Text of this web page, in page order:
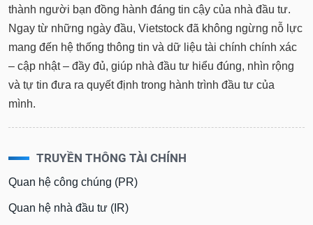
Giao
Tài
Phân
kỹ
sơ
doanh
nghiệp
Tin
thành người bạn đồng hành đáng tin cậy của nhà đầu tư.
Ngay từ những ngày đầu, Vietstock đã không ngừng nỗ lực
mang đến hệ thống thông tin và dữ liệu tài chính chính xác
– cập nhật – đầy đủ, giúp nhà đầu tư hiểu đúng, nhìn rộng
và tự tin đưa ra quyết định trong hành trình đầu tư của
mình.
TRUYỀN THÔNG TÀI CHÍNH
Quan hệ công chúng (PR)
Quan hệ nhà đầu tư (IR)
NĂNG
LƯỢNG
NGUYÊN
LIỆU